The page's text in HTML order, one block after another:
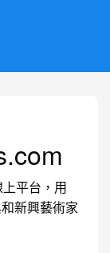
平台，用
新興藝術家